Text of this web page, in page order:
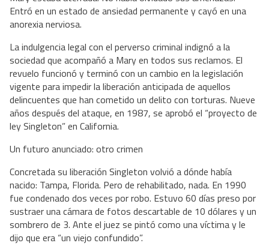
Entró en un estado de ansiedad permanente y cayó en una
anorexia nerviosa.
La indulgencia legal con el perverso criminal indignó a la
sociedad que acompañó a Mary en todos sus reclamos. El
revuelo funcionó y terminó con un cambio en la legislación
vigente para impedir la liberación anticipada de aquellos
delincuentes que han cometido un delito con torturas. Nueve
años después del ataque, en 1987, se aprobó el “proyecto de
ley Singleton” en California.
Un futuro anunciado: otro crimen
Concretada su liberación Singleton volvió a dónde había
nacido: Tampa, Florida. Pero de rehabilitado, nada. En 1990
fue condenado dos veces por robo. Estuvo 60 días preso por
sustraer una cámara de fotos descartable de 10 dólares y un
sombrero de 3. Ante el juez se pintó como una víctima y le
dijo que era “un viejo confundido”.